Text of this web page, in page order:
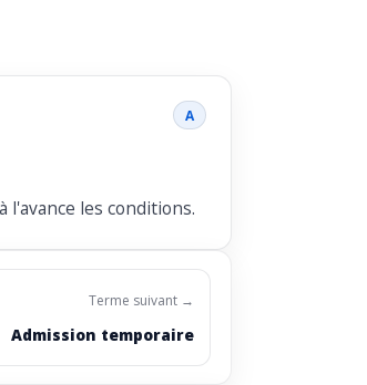
A
les conditions.
Terme suivant →
Admission temporaire